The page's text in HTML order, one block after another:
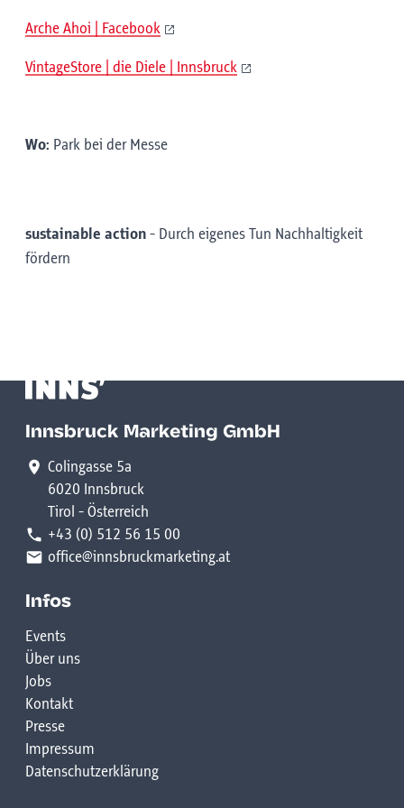
Arche Ahoi | Facebook
VintageStore | die Diele | Innsbruck
Wo: Park bei der Messe
sustainable action - Durch eigenes Tun Nachhaltigkeit
fördern
Innsbruck Marketing GmbH
Colingasse 5a
6020 Innsbruck
Tirol - Österreich
+43 (0) 512 56 15 00
office@innsbruckmarketing.at
Infos
Events
Über uns
Jobs
Kontakt
Presse
Impressum
Datenschutzerklärung